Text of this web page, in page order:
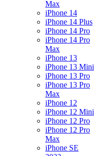
Max
iPhone 14
iPhone 14 Plus
iPhone 14 Pro
iPhone 14 Pro
Max
iPhone 13
iPhone 13 Mini
iPhone 13 Pro
iPhone 13 Pro
Max
iPhone 12
iPhone 12 Mini
iPhone 12 Pro
iPhone 12 Pro
Max
iPhone SE